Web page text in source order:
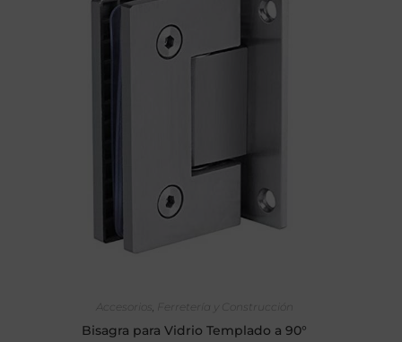
Accesorios
Ferretería y Construcción
Bisagra para Vidrio Templado a 90°